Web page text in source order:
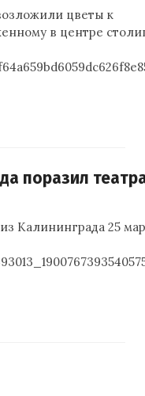
цветы к
в центре
поразил
Калининграда 25